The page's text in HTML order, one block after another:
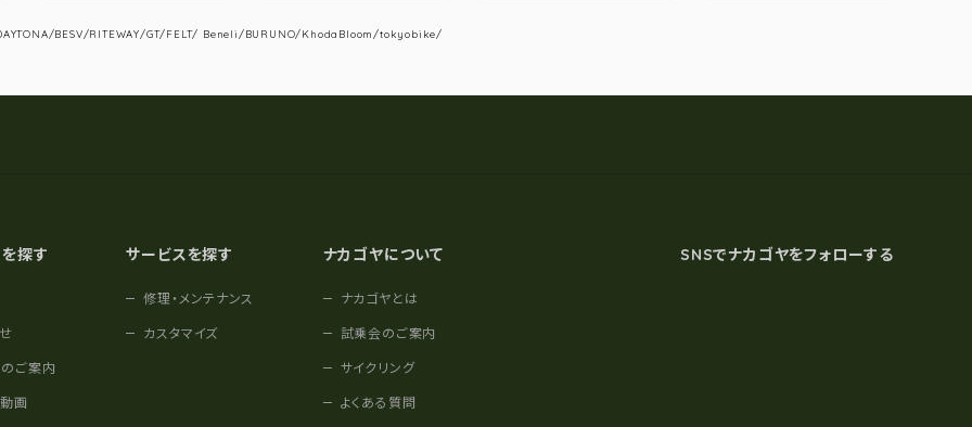
BESV/RITEWAY/GT/FELT/ Beneli/BURUNO/KhodaBloom/tokyobike/
探す
ご案内
画
サービスを探す
修理・メンテナンス
カスタマイズ
ナカゴヤについて
ナカゴヤとは
試乗会のご案内
サイクリング
よくある質問
SNSでナカゴヤをフォローする